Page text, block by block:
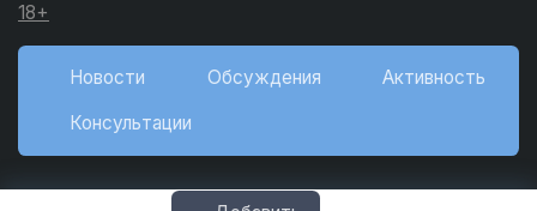
18+
Новости Обсуждения
Активность
Консультации